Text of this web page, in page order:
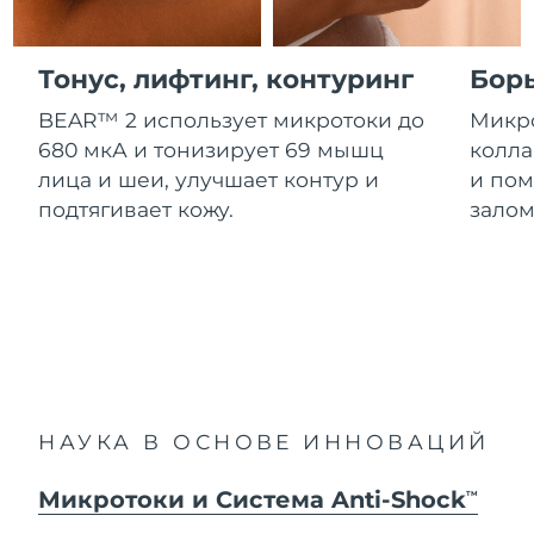
Тонус, лифтинг, контуринг
BEAR™ 2 использует микротоки до
680 мкА и тонизирует 69 мышц
лица и шеи, улучшает контур и
подтягивает кожу.
и
НАУКА В ОСНОВЕ ИННОВАЦИЙ
Микротоки и Система Anti-ShockTM
Косметика Для мужчин
Купить
Гибралтар
Ожидаемая дата доставки
Греция
Ожидаемая дата доставки
Гонконг (САР)
Ожидаемая дата доставки
8/9/26
Ирландия
Ожидаемая дата доставки
Ожидаемая дата доставки